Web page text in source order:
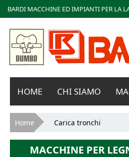
BARDI MACCHINE ED IMPIANTI PER LA
Bardi
Macchine
HOME CHI SIAMO
Tu sei qui
Home Carica tronchi
MACCHINE PER